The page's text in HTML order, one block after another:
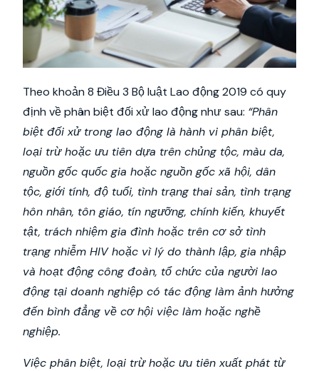
Theo khoản 8 Điều 3 Bộ luật Lao động 2019 có quy
định về phân biệt đối xử lao động như sau: “Phân
biệt đối xử trong lao động là hành vi phân biệt,
loại trừ hoặc ưu tiên dựa trên chủng tộc, màu da,
nguồn gốc quốc gia hoặc nguồn gốc xã hội, dân
tộc, giới tính, độ tuổi, tình trạng thai sản, tình trạng
hôn nhân, tôn giáo, tín ngưỡng, chính kiến, khuyết
tật, trách nhiệm gia đình hoặc trên cơ sở tình
trạng nhiễm HIV hoặc vì lý do thành lập, gia nhập
và hoạt động công đoàn, tổ chức của người lao
động tại doanh nghiệp có tác động làm ảnh hưởng
đến bình đẳng về cơ hội việc làm hoặc nghề
nghiệp.
Việc phân biệt, loại trừ hoặc ưu tiên xuất phát từ